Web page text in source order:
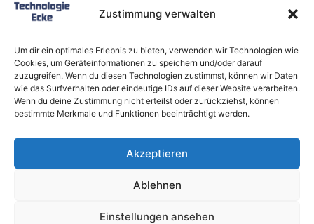
Zustimmung verwalten
Um dir ein optimales Erlebnis zu bieten, verwenden wir Technologien wie
Cookies, um Geräteinformationen zu speichern und/oder darauf
zuzugreifen. Wenn du diesen Technologien zustimmst, können wir Daten
wie das Surfverhalten oder eindeutige IDs auf dieser Website verarbeiten.
Wenn du deine Zustimmung nicht erteilst oder zurückziehst, können
bestimmte Merkmale und Funktionen beeinträchtigt werden.
Akzeptieren
Ablehnen
Einstellungen ansehen
Babybett 90×200: Die perfekte Lösung für
wachsende Kinder und kleine Räume
Deutschland endlich ein Recht auf Kühlung
braucht
Schneckentempo: Die langsamsten Autos der
Welt
Softwareentwicklungsteam: Das sind die
Alle Rechte vorbehalten @ Technologie-Ecke.de